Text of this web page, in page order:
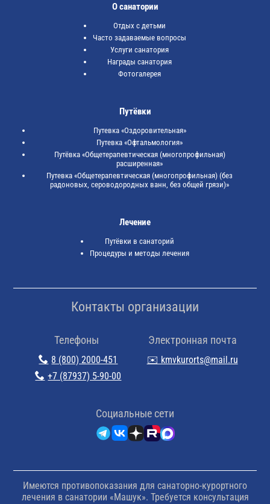
О санатории
Отдых с детьми
Часто задаваемые вопросы
Услуги санатория
Награды санатория
Фотогалерея
Путёвки
Путевка «Оздоровительная»
Путевка «Офтальмология»
Путёвка «Общетерапевтическая (многопрофильная)
расширенная»
Путевка «Общетерапевтическая (многопрофильная) (без
радоновых, сероводородных ванн, без общей грязи)»
Лечение
Путёвки в санаторий
Процедуры и методы лечения
Контакты организации
Телефоны
8 (800) 2000-451
+7 (87937) 5-90-00
Электронная почта
✉️ kmvkurorts@mail.ru
Cоциальные сети
Имеются противопоказания для санаторно-курортного
лечения в санатории «Машук». Требуется консультация